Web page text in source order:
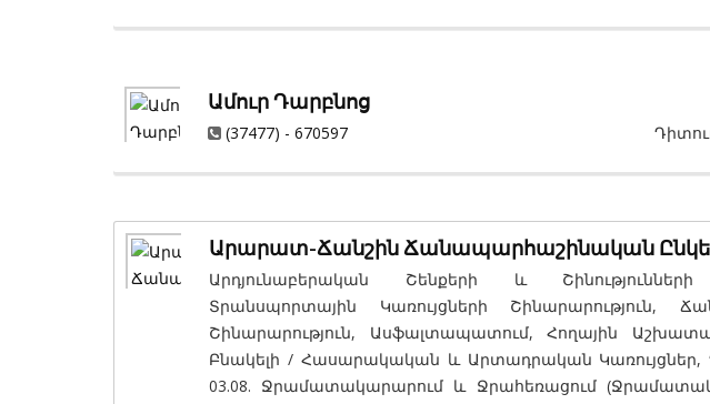
Ամուր Դարբնոց
(37477) - 670597
Արարատ-Ճանշին Ճանապարհաշինական
Արդյունաբերական Շենքերի և Շինությունների
Տրանսպորտային Կառույցների Շինարարություն,
Շինարարություն, Ասֆալտապատում, Հողային
Բնակելի / Հասարակական և Արտադրական Կառույցներ,
03.08. Ջրամատակարարում և Ջրահեռացում